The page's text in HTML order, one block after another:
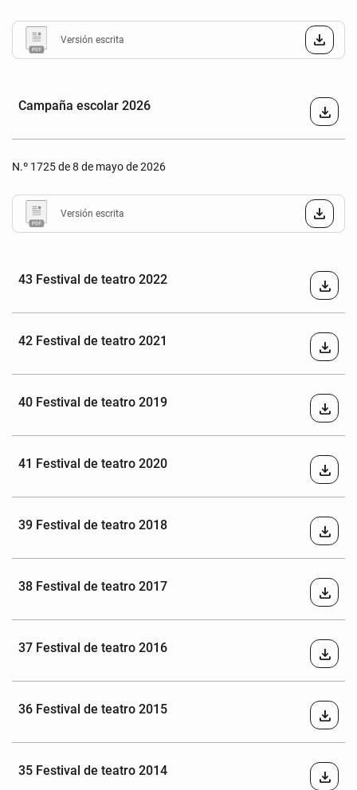
Versión escrita
Campaña escolar 2026 download
N.º 1725 de 8 de mayo de 2026
Versión escrita
43 Festival de teatro 2022 download
42 Festival de teatro 2021 download
40 Festival de teatro 2019 download
41 Festival de teatro 2020 download
39 Festival de teatro 2018 download
38 Festival de teatro 2017 download
37 Festival de teatro 2016 download
36 Festival de teatro 2015 download
35 Festival de teatro 2014 download